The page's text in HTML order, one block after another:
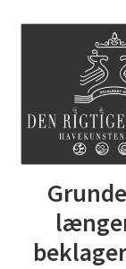
navigation
Butik
DRG Express lån